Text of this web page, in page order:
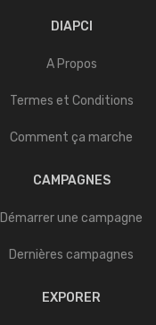
DIAPCI
A Propos
Termes et Conditions
Comment ça marche
CAMPAGNES
Démarrer une campagne
Dernières campagnes
EXPORER